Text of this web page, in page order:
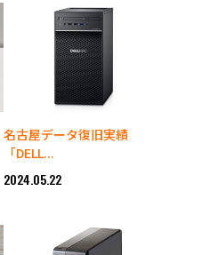
名古屋データ復旧実績
「DELL...
2024.05.22